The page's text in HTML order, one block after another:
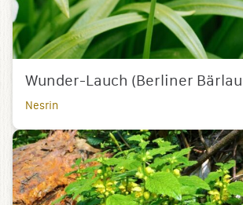
Wunder-Lauch (Berliner
Nesrin